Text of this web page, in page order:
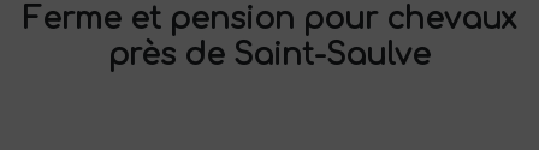
Ferme et pension pour chevaux
près de Saint-Saulve